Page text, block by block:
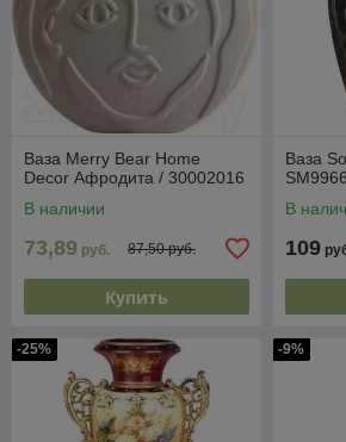
Ваза Merry Bear Home
Decor Афродита / 30002016
В наличии
73,89 руб. 87,50 руб.
Купить
Ваза
В
109
-25% -9%